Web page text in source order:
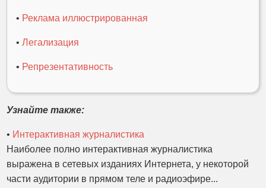
• Реклама иллюстрированная
•Легализация
• Репрезентативность
Узнайте также:
• Интерактивная журналистика
Наиболее полно интерактивная журналистика
выражена в сетевых изданиях Интернета, у некоторой
части аудитории в прямом теле и радиоэфире...